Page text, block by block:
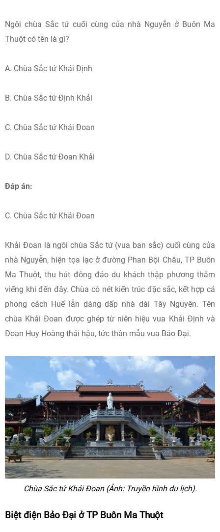
Ngôi chùa Sắc tứ cuối cùng của nhà Nguyễn ở Buôn Ma
Thuột có tên là gì?
A. Chùa Sắc tứ Khải Định
B. Chùa Sắc tứ Định Khải
C. Chùa Sắc tứ Khải Đoan
D. Chùa Sắc tứ Đoan Khải
Đáp án:
C. Chùa Sắc tứ Khải Đoan
Khải Đoan là ngôi chùa Sắc tứ (vua ban sắc) cuối cùng của
nhà Nguyễn, hiện tọa lạc ở đường Phan Bội Châu, TP Buôn
Ma Thuột, thu hút đông đảo du khách thập phương thăm
viếng khi đến đây. Chùa có nét kiến trúc đặc sắc, kết hợp cả
phong cách Huế lẫn dáng dấp nhà dài Tây Nguyên. Tên
chùa Khải Đoan được ghép từ niên hiệu vua Khải Định và
Đoan Huy Hoàng thái hậu, tức thân mẫu vua Bảo Đại.
Chùa Sắc tứ Khải Đoan (Ảnh: Truyền hình du lịch).
Biệt điện Bảo Đại ở TP Buôn Ma Thuột